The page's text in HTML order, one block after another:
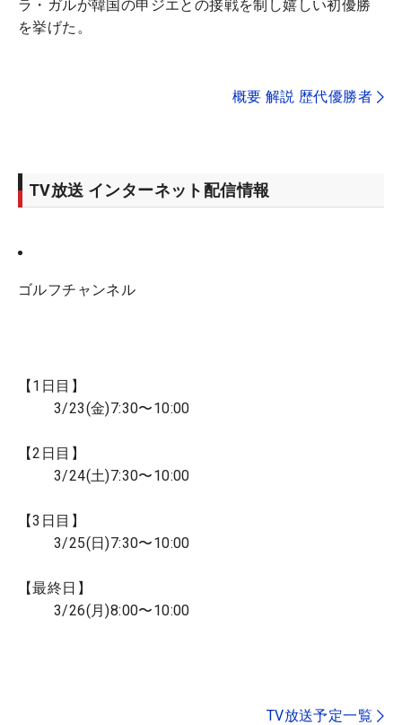
ラ・ガルが韓国の申ジエとの接戦を制し嬉しい初優勝
を挙げた。
概要 解説 歴代優勝者
TV放送 インターネット配信情報
ゴルフチャンネル
【1日目】
3/23(金)7:30〜10:00
【2日目】
3/24(土)7:30〜10:00
【3日目】
3/25(日)7:30〜10:00
【最終日】
3/26(月)8:00〜10:00
TV放送予定一覧